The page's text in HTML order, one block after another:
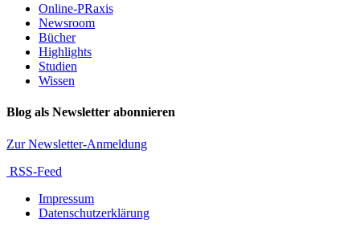
Online-PRaxis
Newsroom
Bücher
Highlights
Studien
Wissen
Blog als Newsletter abonnieren
Zur Newsletter-Anmeldung
RSS-Feed
Impressum
Datenschutzerklärung